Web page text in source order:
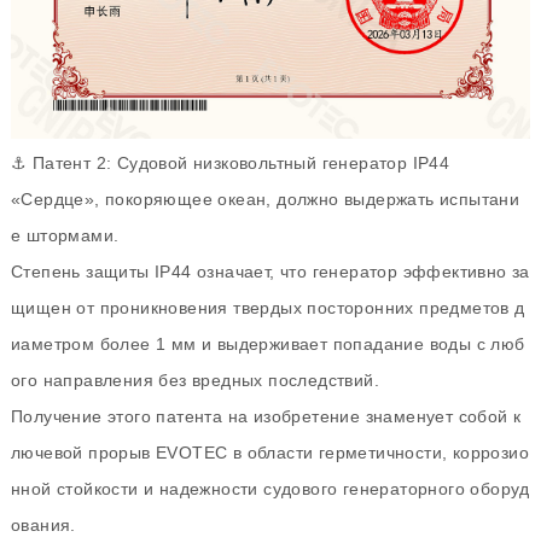
⚓ Патент 2: Судовой низковольтный генератор IP44
«Сердце», покоряющее океан, должно выдержать испытани
е штормами.
Степень защиты IP44 означает, что генератор эффективно за
щищен от проникновения твердых посторонних предметов д
иаметром более 1 мм и выдерживает попадание воды с люб
ого направления без вредных последствий.
Получение этого патента на изобретение знаменует собой к
лючевой прорыв EVOTEC в области герметичности, коррозио
нной стойкости и надежности судового генераторного оборуд
ования.